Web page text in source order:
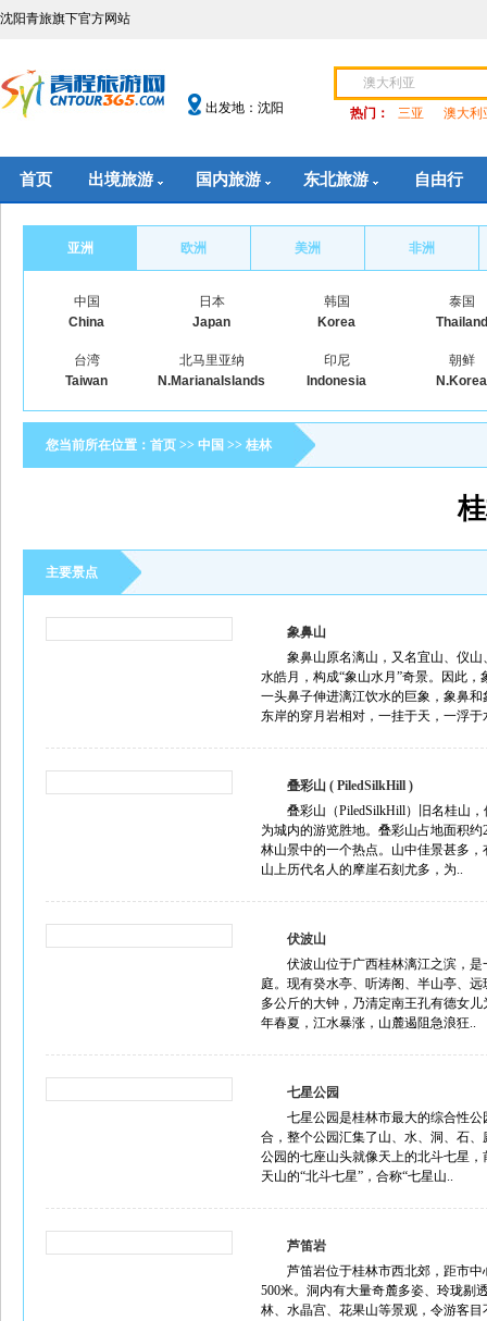
沈阳青旅旗下官方网站
出发地：沈阳 热门： 三亚 澳大利
首页 出境旅游 国内旅游 东北旅游 自由行
亚洲 欧洲 美洲 非洲
中国
China
日本
Japan
韩国
Korea
泰国
Thailand
台湾
Taiwan
北马里亚纳
N.MarianaIslands
印尼
Indonesia
朝鲜
N.Korea
您当前所在位置： 首页 >> 中国 >> 桂林
主要景点
象鼻山
象鼻山原名漓山，又名宜山、仪
水皓月，构成“象山水月”奇景。因此
一头鼻子伸进漓江饮水的巨象，象鼻
东岸的穿月岩相对，一挂于天，一浮于
叠彩山 ( PiledSilkHill )
叠彩山（PiledSilkHill）旧名桂山
为城内的游览胜地。叠彩山占地面积
林山景中的一个热点。山中佳景甚多
山上历代名人的摩崖石刻尤多，为..
伏波山
伏波山位于广西桂林漓江之滨，
庭。现有癸水亭、听涛阁、半山亭、
多公斤的大钟，乃清定南王孔有德女
年春夏，江水暴涨，山麓遏阻急浪狂..
七星公园
七星公园是桂林市最大的综合性
合，整个公园汇集了山、水、洞、石
公园的七座山头就像天上的北斗七星
天山的“北斗七星”，合称“七星山..
芦笛岩
芦笛岩位于桂林市西北郊，距市
500米。洞内有大量奇麓多姿、玲珑剔
林、水晶宫、花果山等景观，令游客